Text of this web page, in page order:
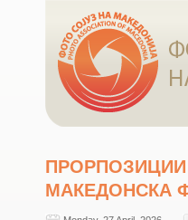
ПРОРПОЗИЦИИ
МАКЕДОНСКА